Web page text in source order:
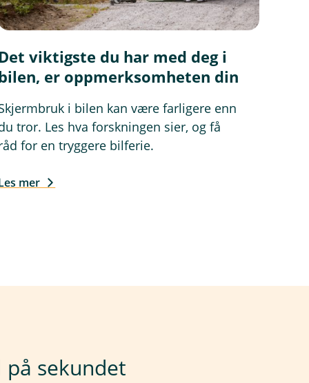
viktigste du har med deg i
er oppmerksomheten din
i bilen kan være farligere enn
tror. Les hva forskningen sier, og få
for en tryggere bilferie.
mer
på sekundet